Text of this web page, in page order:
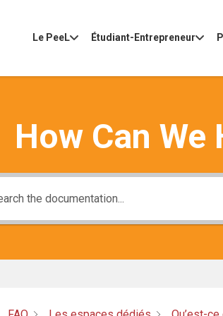
Le PeeL Étudiant-Entrepreneur
How Can We